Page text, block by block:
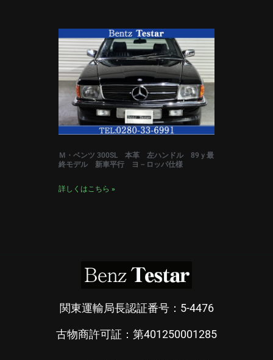
Ｍ・ベンツ 300SL 本革 左ハンドル 89ｙ最
終モデル 新車平行 ヨ－ロッパ仕様
詳しくはこちら »
関東運輸局長認証番号：5-4476
古物商許可証：第401250001285